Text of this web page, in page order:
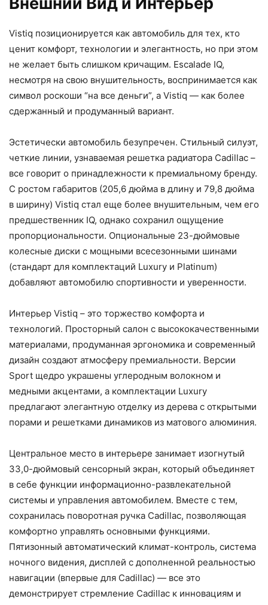
Vistiq позиционируется как автомобиль для тех, кто
ценит комфорт, технологии и элегантность, но при этом
не желает быть слишком кричащим. Escalade IQ,
несмотря на свою внушительность, воспринимается как
символ роскоши “на все деньги”, а Vistiq — как более
сдержанный и продуманный вариант.
Эстетически автомобиль безупречен. Стильный силуэт,
четкие линии, узнаваемая решетка радиатора Cadillac –
все говорит о принадлежности к премиальному бренду.
С ростом габаритов (205,6 дюйма в длину и 79,8 дюйма
в ширину) Vistiq стал еще более внушительным, чем его
предшественник IQ, однако сохранил ощущение
пропорциональности. Опциональные 23-дюймовые
колесные диски с мощными всесезонными шинами
(стандарт для комплектаций Luxury и Platinum)
добавляют автомобилю спортивности и уверенности.
Интерьер Vistiq – это торжество комфорта и
технологий. Просторный салон с высококачественными
материалами, продуманная эргономика и современный
дизайн создают атмосферу премиальности. Версии
Sport щедро украшены углеродным волокном и
медными акцентами, а комплектации Luxury
предлагают элегантную отделку из дерева с открытыми
порами и решетками динамиков из матового алюминия.
Центральное место в интерьере занимает изогнутый
33,0-дюймовый сенсорный экран, который объединяет
в себе функции информационно-развлекательной
системы и управления автомобилем. Вместе с тем,
сохранилась поворотная ручка Cadillac, позволяющая
комфортно управлять основными функциями.
Пятизонный автоматический климат-контроль, система
ночного видения, дисплей с дополненной реальностью
навигации (впервые для Cadillac) — все это
демонстрирует стремление Cadillac к инновациям и